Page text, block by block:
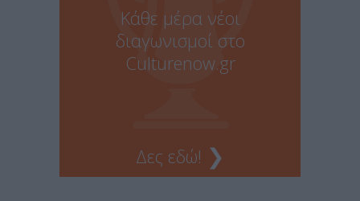
Κάθε μέρα νέοι
διαγωνισμοί στο
Culturenow.gr
Δες εδώ! ❯